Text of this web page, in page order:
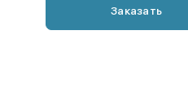
скоростного
Заказать